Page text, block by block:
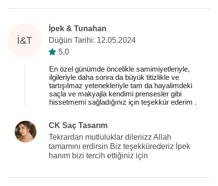
İ&T
İpek & Tunahan
Düğün Tarihi: 12.05.2024
5,0
En özel günümde öncelikle samimiyetleriyle,
ilgileriyle daha sonra da büyük titizlikle ve
tartışılmaz yetenekleriyle tam da hayalimdeki
saçla ve makyajla kendimi prensesler gibi
hissetmemi sağladığınız için teşekkür ederim .
CK Saç Tasarım
Tekrardan mutluluklar dileriizz Allah
tamamını erdirsin Biz teşekkürederiz İpek
hanım bizi tercih ettiğiniz için